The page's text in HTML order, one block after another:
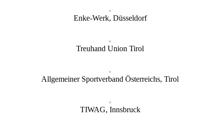
Enke-Werk, Düsseldorf
Treuhand Union Tirol
Allgemeiner Sportverband Österreichs, Tirol
TIWAG, Innsbruck